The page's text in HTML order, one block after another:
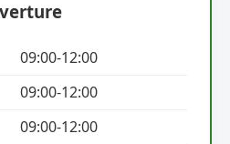
09:00-12:00
09:00-12:00
09:00-12:00